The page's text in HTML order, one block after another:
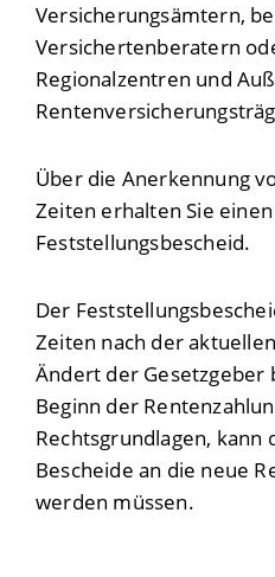
Versicherungsämtern,
Versichertenberatern
Regionalzentren und
Über die Anerkennung
Zeiten erhalten Sie
Feststellungsbescheid.
Der
Zeiten nach der
Ändert der Gesetzgeber
Beginn der
Rechtsgrundlagen, kann
Bescheide an die neue
werden müssen.